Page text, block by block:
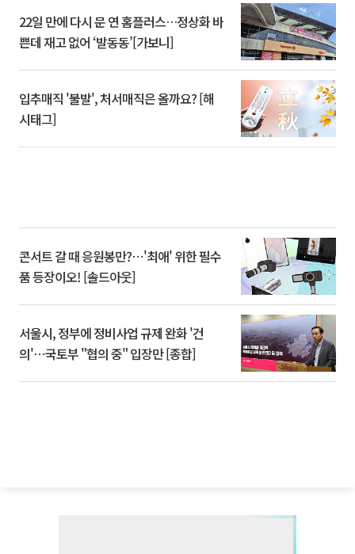
22일 만에 다시 문 연 홈플러스…정상화 바
쁜데 재고 없어 ‘발동동’[가보니]
입추매직 '불발', 처서매직은 올까요? [해
시태그]
콘서트 갈 때 응원봉만?⋯'최애' 위한 필수
품 등장이오! [솔드아웃]
서울시, 정부에 정비사업 규제 완화 '건
의'⋯국토부 "협의 중" 입장만 [종합]